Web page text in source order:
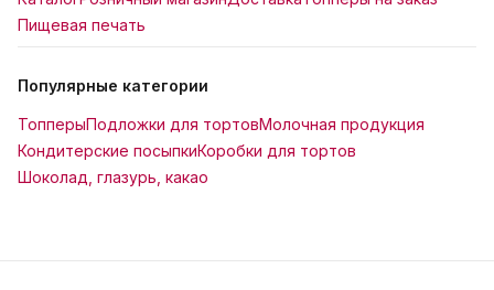
Пищевая печать
Популярные категории
ТопперыПодложки для тортовМолочная продукция
Кондитерские посыпкиКоробки для тортов
Шоколад, глазурь, какао